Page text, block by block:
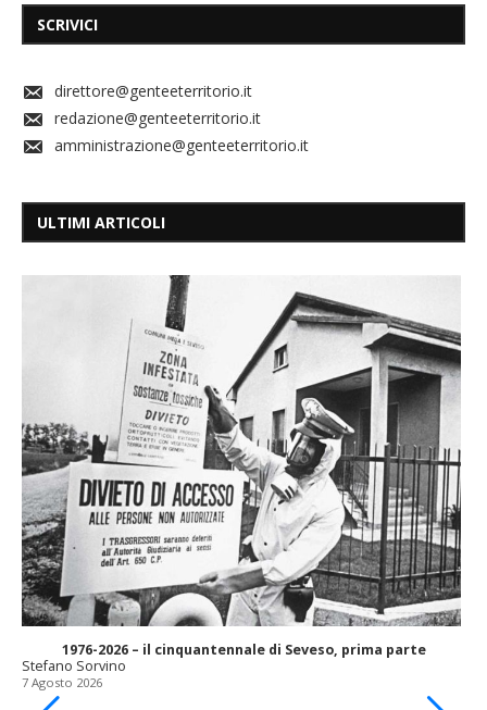
SCRIVICI
direttore@genteeterritorio.it
redazione@genteeterritorio.it
amministrazione@genteeterritorio.it
ULTIMI ARTICOLI
1976-2026 – il cinquantennale di Seveso, prima parte
Stefano Sorvino
7 Agosto 2026